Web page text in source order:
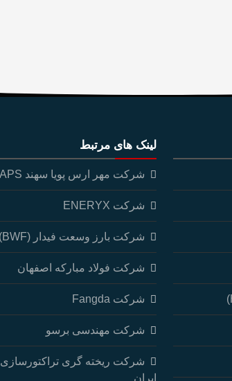
لینک های مرتبط
شرکت مهر ارس پویا سهند MAPS
شرکت ENERYX
شرکت بارز وسعت فیدار (BWF)
شرکت فولاد مبارکه اصفهان
شرکت Fangda
شرکت مهندسی برسو
شرکت ریخته گری تراکتورسازی
ایران